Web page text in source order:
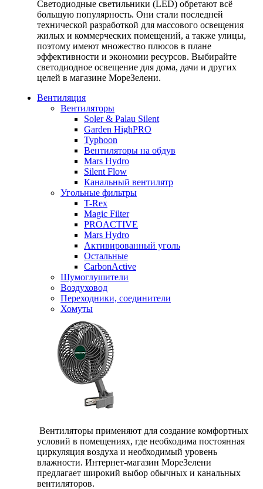
Светодиодные светильники (LED) обретают всё
большую популярность. Они стали последней
технической разработкой для массового освещения
жилых и коммерческих помещений, а также улицы,
поэтому имеют множество плюсов в плане
эффективности и экономии ресурсов. Выбирайте
светодиодное освещение для дома, дачи и других
целей в магазине МореЗелени.
Вентиляция
Вентиляторы
Soler & Palau Silent
Garden HighPRO
Typhoon
Вентиляторы на обдув
Mars Hydro
Silent Flow
Канальный вентилятр
Угольные фильтры
T-Rex
Magic Filter
PROACTIVE
Mars Hydro
Активированный уголь
Остальные
CarbonActive
Шумоглушители
Воздуховод
Переходники, соединители
Хомуты
Вентиляторы применяют для создание комфортных
условий в помещениях, где необходима постоянная
циркуляция воздуха и необходимый уровень
влажности. Интернет-магазин МореЗелени
предлагает широкий выбор обычных и канальных
вентиляторов.